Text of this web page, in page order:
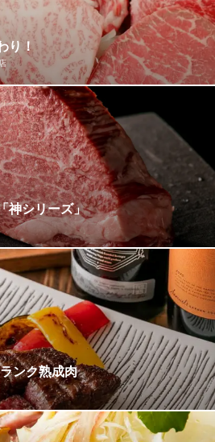
り！
～雌牛の脂は融点が低く、口に入れ
る～～ 【２】⇒ロースにこだわる！～
降りまで幅広いロースの旨み～～
門 高屋敷肉店
徒歩2分
ビル1F
神シリーズ」
中でも最高の場所を神シリーズとし
よりすぐった最高峰の“最高級神シリー
品です。 肉庫を完備しており、生肉も
ますので、シャトーブリアンや、ユッ
その日のワインと一緒にどうぞ！
徒歩2分
ホリビルB1
ンク熟成肉
ウラロジ」では、サーロインステー